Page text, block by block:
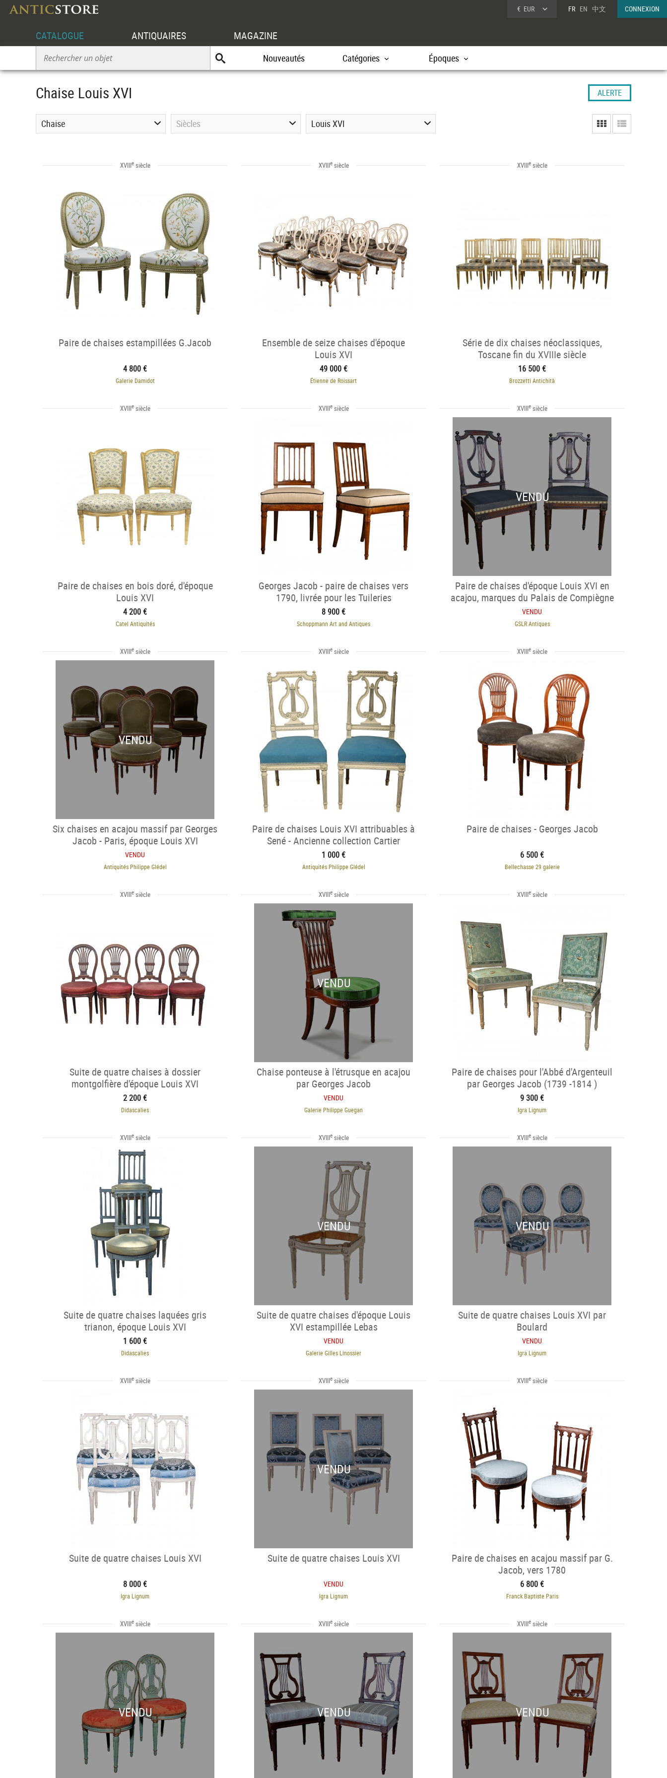
€ EUR FR EN 中文 CONNEXION
CATALOGUE ANTIQUAIRES MAGAZINE
Nouveautés Catégories Époques
Chaise Louis XVI ALERTE
Chaise Siècles Louis XVI
XVIIIesiècle
Paire de chaises estampillées G.Jacob
4 800 €
Galerie Damidot
XVIIIesiècle
Ensemble de seize chaises d'époque
Louis XVI
49 000 €
Étienne de Roissart
XVIIIesiècle
Série de dix chaises néoclassiques,
Toscane fin du XVIIIe siècle
16 500 €
Brozzetti Antichità
XVIIIesiècle
Paire de chaises en bois doré, d'époque
Louis XVI
4 200 €
Catel Antiquités
XVIIIesiècle
Georges Jacob - paire de chaises vers
1790, livrée pour les Tuileries
8 900 €
Schoppmann Art and Antiques
XVIIIesiècle
VENDU
Paire de chaises d'époque Louis XVI en
acajou, marques du Palais de Compiègne
VENDU
GSLR Antiques
XVIIIesiècle
VENDU
Six chaises en acajou massif par Georges
Jacob - Paris, époque Louis XVI
VENDU
Antiquités Philippe Glédel
XVIIIesiècle
Paire de chaises Louis XVI attribuables à
Sené - Ancienne collection Cartier
1 000 €
Antiquités Philippe Glédel
XVIIIesiècle
Paire de chaises - Georges Jacob
6 500 €
Bellechasse 29 galerie
XVIIIesiècle
Suite de quatre chaises à dossier
montgolfière d'époque Louis XVI
2 200 €
Didascalies
XVIIIesiècle
VENDU
Chaise ponteuse à l'étrusque en acajou
par Georges Jacob
VENDU
Galerie Philippe Guegan
XVIIIesiècle
Paire de chaises pour l'Abbé d'Argenteuil
par Georges Jacob (1739 -1814 )
9 300 €
Igra Lignum
XVIIIesiècle
Suite de quatre chaises laquées gris
trianon, époque Louis XVI
1 600 €
Didascalies
XVIIIesiècle
VENDU
Suite de quatre chaises d'époque Louis
XVI estampillée Lebas
VENDU
Galerie Gilles Linossier
XVIIIesiècle
VENDU
Suite de quatre chaises Louis XVI par
Boulard
VENDU
Igra Lignum
XVIIIesiècle
Suite de quatre chaises Louis XVI
8 000 €
Igra Lignum
XVIIIesiècle
VENDU
Suite de quatre chaises Louis XVI
VENDU
Igra Lignum
XVIIIesiècle
Paire de chaises en acajou massif par G.
Jacob, vers 1780
6 800 €
Franck Baptiste Paris
XVIIIesiècle
VENDU
XVIIIesiècle
VENDU
XVIIIesiècle
VENDU